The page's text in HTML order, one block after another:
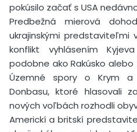
pokúsilo začať s USA
Predbežná mierová
ukrajinskými predstaviteľmi
konflikt vyhlásením
podobne ako Rakúsko
Územné spory o Krym a
Donbasu, ktoré hlasovali
nových voľbách rozhodli
Americkí a britskí